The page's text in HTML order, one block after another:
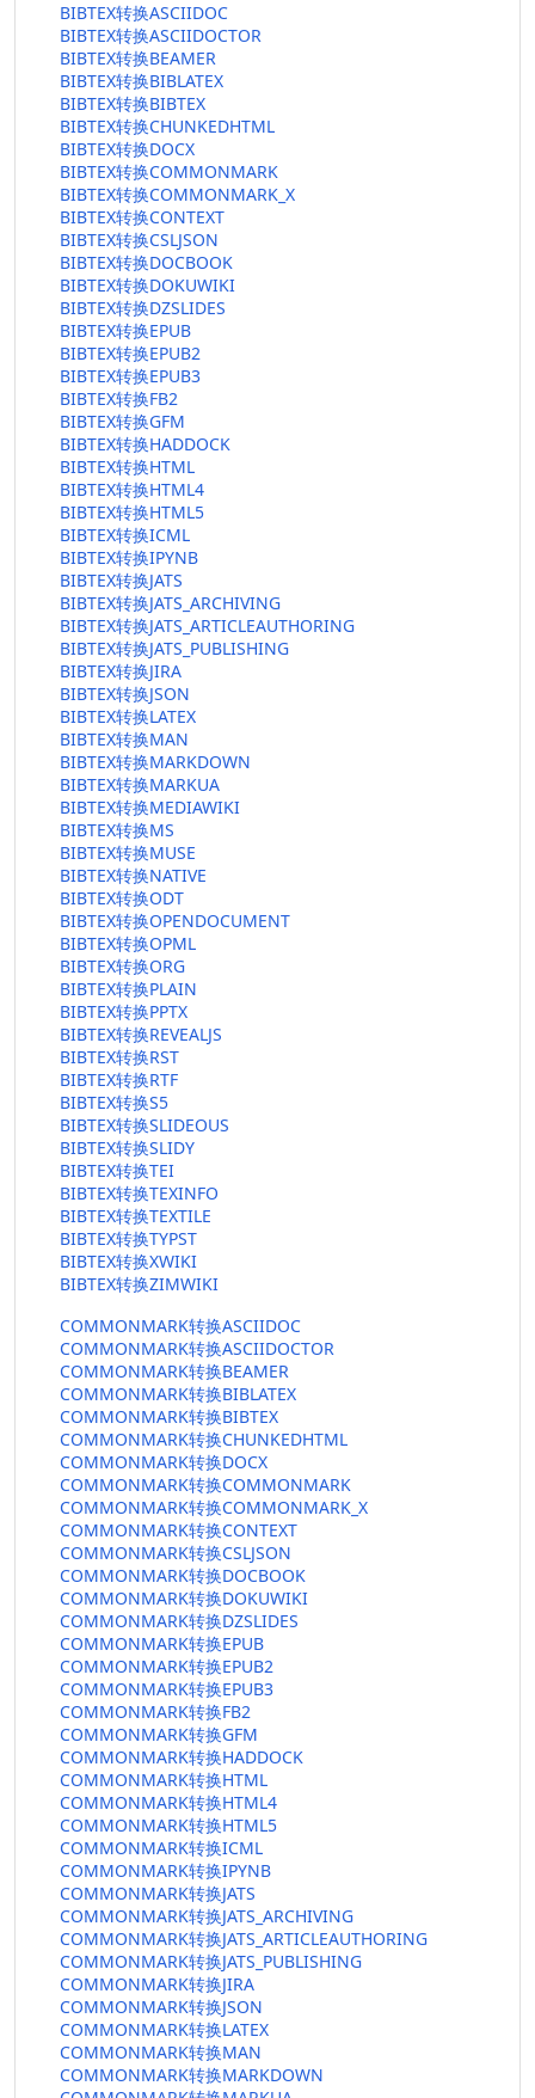
BIBTEX转换ASCIIDOC
BIBTEX转换ASCIIDOCTOR
BIBTEX转换BEAMER
BIBTEX转换BIBLATEX
BIBTEX转换BIBTEX
BIBTEX转换CHUNKEDHTML
BIBTEX转换DOCX
BIBTEX转换COMMONMARK
BIBTEX转换COMMONMARK_X
BIBTEX转换CONTEXT
BIBTEX转换CSLJSON
BIBTEX转换DOCBOOK
BIBTEX转换DOKUWIKI
BIBTEX转换DZSLIDES
BIBTEX转换EPUB
BIBTEX转换EPUB2
BIBTEX转换EPUB3
BIBTEX转换FB2
BIBTEX转换GFM
BIBTEX转换HADDOCK
BIBTEX转换HTML
BIBTEX转换HTML4
BIBTEX转换HTML5
BIBTEX转换ICML
BIBTEX转换IPYNB
BIBTEX转换JATS
BIBTEX转换JATS_ARCHIVING
BIBTEX转换JATS_ARTICLEAUTHORING
BIBTEX转换JATS_PUBLISHING
BIBTEX转换JIRA
BIBTEX转换JSON
BIBTEX转换LATEX
BIBTEX转换MAN
BIBTEX转换MARKDOWN
BIBTEX转换MARKUA
BIBTEX转换MEDIAWIKI
BIBTEX转换MS
BIBTEX转换MUSE
BIBTEX转换NATIVE
BIBTEX转换ODT
BIBTEX转换OPENDOCUMENT
BIBTEX转换OPML
BIBTEX转换ORG
BIBTEX转换PLAIN
BIBTEX转换PPTX
BIBTEX转换REVEALJS
BIBTEX转换RST
BIBTEX转换RTF
BIBTEX转换S5
BIBTEX转换SLIDEOUS
BIBTEX转换SLIDY
BIBTEX转换TEI
BIBTEX转换TEXINFO
BIBTEX转换TEXTILE
BIBTEX转换TYPST
BIBTEX转换XWIKI
BIBTEX转换ZIMWIKI
COMMONMARK转换ASCIIDOC
COMMONMARK转换ASCIIDOCTOR
COMMONMARK转换BEAMER
COMMONMARK转换BIBLATEX
COMMONMARK转换BIBTEX
COMMONMARK转换CHUNKEDHTML
COMMONMARK转换DOCX
COMMONMARK转换COMMONMARK
COMMONMARK转换COMMONMARK_X
COMMONMARK转换CONTEXT
COMMONMARK转换CSLJSON
COMMONMARK转换DOCBOOK
COMMONMARK转换DOKUWIKI
COMMONMARK转换DZSLIDES
COMMONMARK转换EPUB
COMMONMARK转换EPUB2
COMMONMARK转换EPUB3
COMMONMARK转换FB2
COMMONMARK转换GFM
COMMONMARK转换HADDOCK
COMMONMARK转换HTML
COMMONMARK转换HTML4
COMMONMARK转换HTML5
COMMONMARK转换ICML
COMMONMARK转换IPYNB
COMMONMARK转换JATS
COMMONMARK转换JATS_ARCHIVING
COMMONMARK转换JATS_ARTICLEAUTHORING
COMMONMARK转换JATS_PUBLISHING
COMMONMARK转换JIRA
COMMONMARK转换JSON
COMMONMARK转换LATEX
COMMONMARK转换MAN
COMMONMARK转换MARKDOWN